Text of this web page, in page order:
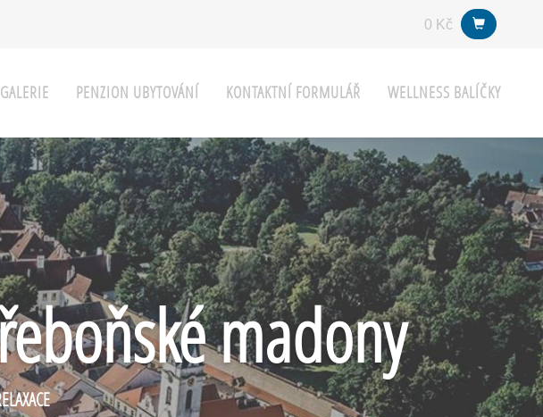
0 Kč
PENZION UBYTOVÁNÍ KONTAKTNÍ FORMULÁŘ WELLNESS BALÍČKY
madony